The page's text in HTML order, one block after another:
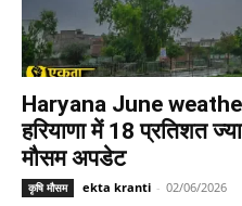
Haryana June
हरियाणा में 18 प्रतिशत
मौसम अपडेट
कृषि मौसम ekta kranti - 02/06/2026